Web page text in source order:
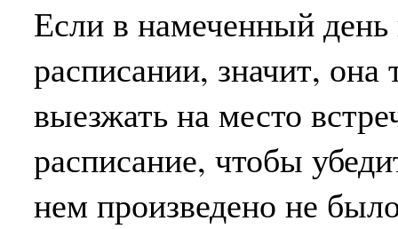
Если в намеченный день
расписании, значит, она
выезжать на место
расписание, чтобы
нем произведено не